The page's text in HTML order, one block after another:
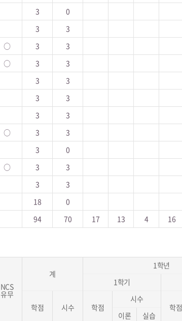
3 0
3 3
○ 3 3
○ 3 3
3 3
3 3
3 3
○ 3 3
3 0
○ 3 3
3 3
18
0
94 70 17 13 4 16
NCS
유무
계
1학년
1학기
학점 시수 학점
시수
학점
이론
실습